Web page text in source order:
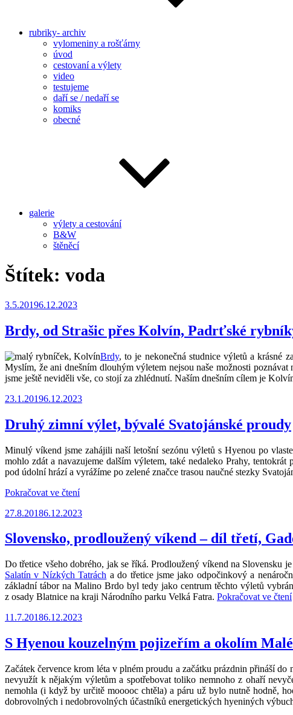
rubriky- archiv
vylomeniny a rošťárny
úvod
cestovaní a výlety
video
testujeme
daří se / nedaří se
komiks
obecné
galerie
výlety a cestování
B&W
štěněcí
Štítek: voda
Publikováno
3.5.20196.12.2023
Brdy, od Strašic přes Kolvín, Padrťské
Brdy, to je nekonečná studnice výletů a krásné
Myslím, že ani dnešním dlouhým výletem nejsou naše možnosti
jsme ještě neviděli vše, co stojí za zhlédnutí. Naším dnešním cílem je
Publikováno
23.1.20196.12.2023
Druhý zimní výlet, bývalé Svatojánské proudy
Minulý víkend jsme zahájili naší letošní sezónu výletů s Hyenou po
mohlo zdát a navazujeme dalším výletem, také nedaleko Prahy,
pod údolní hrází a vyrážíme po zelené značce trasou naučné stezky
Pokračovat ve čtení„Druhý
výlet,
Svatojánské
proudy“
Publikováno
27.8.20186.12.2023
Slovensko, prodloužený víkend – díl třetí,
Do třetice všeho dobrého, jak se říká. Prodloužený víkend na Slovensku
Salatín v Nízkých Tatrách a do třetice jsme jako odpočinkový a
základní tábor na Malino Brdo byl tedy jako centrum těchto výletů
z osady Blatnice na kraji Národního parku Velká Fatra. Pokračovat ve čtení
Publikováno
11.7.20186.12.2023
S Hyenou kouzelným pojizeřím a okolím
Začátek července krom léta v plném proudu a začátku prázdnin přináší
nevyužít k nějakým výletům a spotřebovat toliko nemnoho z ohaří
nemohla (i když by určitě mooooc chtěla) a páru už bylo nutně hodně,
dobrovolných i nedobrovolných účastníků energetických hyeniných